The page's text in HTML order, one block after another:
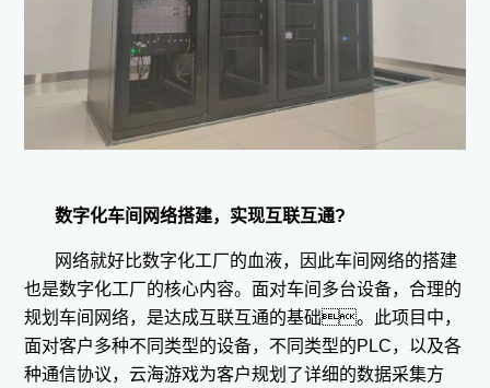
数字化车间网络搭建，实现互联互通?
网络就好比数字化工厂的血液，因此车间网络的搭建
也是数字化工厂的核心内容。面对车间多台设备，合理的
规划车间网络，是达成互联互通的基础。此项目中，
面对客户多种不同类型的设备，不同类型的PLC，以及各
种通信协议，云海游戏为客户规划了详细的数据采集方